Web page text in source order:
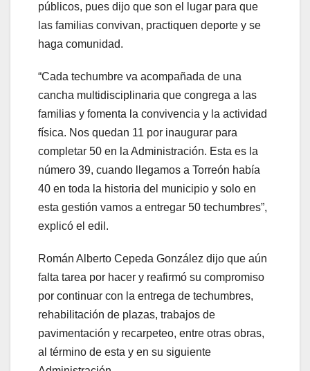
públicos, pues dijo que son el lugar para que
las familias convivan, practiquen deporte y se
haga comunidad.
“Cada techumbre va acompañada de una
cancha multidisciplinaria que congrega a las
familias y fomenta la convivencia y la actividad
física. Nos quedan 11 por inaugurar para
completar 50 en la Administración. Esta es la
número 39, cuando llegamos a Torreón había
40 en toda la historia del municipio y solo en
esta gestión vamos a entregar 50 techumbres”,
explicó el edil.
Román Alberto Cepeda González dijo que aún
falta tarea por hacer y reafirmó su compromiso
por continuar con la entrega de techumbres,
rehabilitación de plazas, trabajos de
pavimentación y recarpeteo, entre otras obras,
al término de esta y en su siguiente